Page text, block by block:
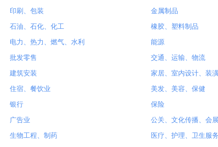
印刷、包装 金属制品
石油、石化、化工 橡胶、塑料制品
电力、热力、燃气、水利 能源
批发零售 交通、运输、物流
建筑安装 家居、室内设计、装
住宿、餐饮业 美发、美容、保健
银行 保险
广告业 公关、文化传播、会
生物工程、制药 医疗、护理、卫生服